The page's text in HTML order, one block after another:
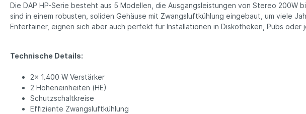
Die DAP HP-Serie besteht aus 5 Modellen, die Ausgangsleistungen von Stereo
sind in einem robusten, soliden Gehäuse mit Zwangsluftkühlung eingebaut, um viele
Entertainer, eignen sich aber auch perfekt für Installationen in Diskotheken, Pubs
Technische Details:
2x 1.400 W Verstärker
2 Höheneinheiten (HE)
Schutzschaltkreise
Effiziente Zwangsluftkühlung